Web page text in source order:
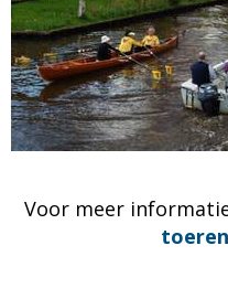
Voor meer
nereot